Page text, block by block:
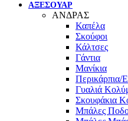
ΑΞΕΣΟΥΑΡ
ΑΝΔΡΑΣ
Καπέλα
Σκούφοι
Κάλτσες
Γάντια
Μανίκια
Περικάρπια/
Γυαλιά
Σκουφάκια
Μπάλες